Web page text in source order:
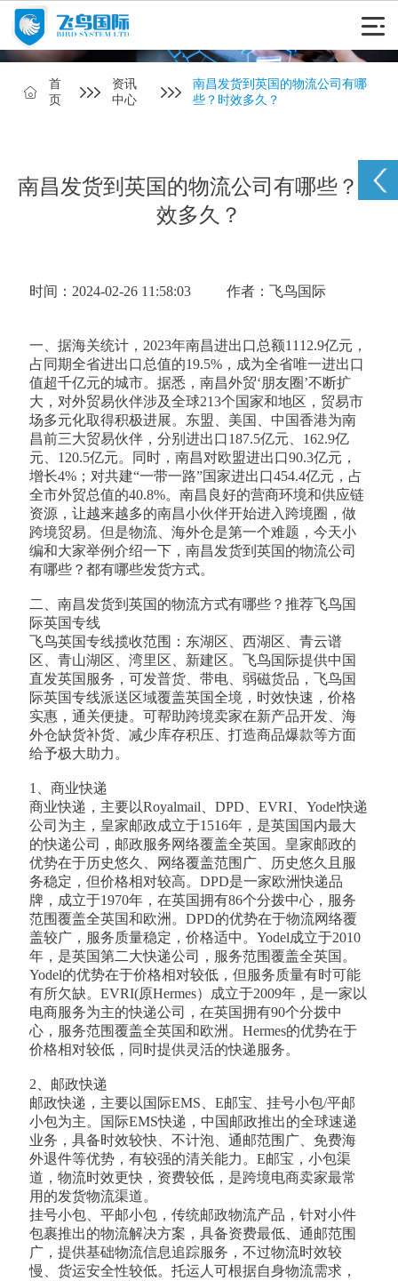
首
页
资讯
中心
南昌发货到英国的物流公司有哪
些？时效多久？
南昌发货到英国的物流公司有哪些？时
效多久？
时间：2024-02-26 11:58:03 作者：飞鸟国际
一、据海关统计，2023年南昌进出口总额1112.9亿元，
占同期全省进出口总值的19.5%，成为全省唯一进出口
值超千亿元的城市。据悉，南昌外贸‘朋友圈’不断扩
大，对外贸易伙伴涉及全球213个国家和地区，贸易市
场多元化取得积极进展。东盟、美国、中国香港为南
昌前三大贸易伙伴，分别进出口187.5亿元、162.9亿
元、120.5亿元。同时，南昌对欧盟进出口90.3亿元，
增长4%；对共建“一带一路”国家进出口454.4亿元，占
全市外贸总值的40.8%。南昌良好的营商环境和供应链
资源，让越来越多的南昌小伙伴开始进入跨境圈，做
跨境贸易。但是物流、海外仓是第一个难题，今天小
编和大家举例介绍一下，南昌发货到英国的物流公司
有哪些？都有哪些发货方式。
二、南昌发货到英国的物流方式有哪些？推荐飞鸟国
际英国专线
飞鸟英国专线揽收范围：东湖区、西湖区、青云谱
区、青山湖区、湾里区、新建区。飞鸟国际提供中国
直发英国服务，可发普货、带电、弱磁货品，飞鸟国
际英国专线派送区域覆盖英国全境，时效快速，价格
实惠，通关便捷。可帮助跨境卖家在新产品开发、海
外仓缺货补货、减少库存积压、打造商品爆款等方面
给予极大助力。
1、商业快递
商业快递，主要以Royalmail、DPD、EVRI、Yodel快递
公司为主，皇家邮政成立于1516年，是英国国内最大
的快递公司，邮政服务网络覆盖全英国。皇家邮政的
优势在于历史悠久、网络覆盖范围广、历史悠久且服
务稳定，但价格相对较高。DPD是一家欧洲快递品
牌，成立于1970年，在英国拥有86个分拨中心，服务
范围覆盖全英国和欧洲。DPD的优势在于物流网络覆
盖较广，服务质量稳定，价格适中。Yodel成立于2010
年，是英国第二大快递公司，服务范围覆盖全英国。
Yodel的优势在于价格相对较低，但服务质量有时可能
有所欠缺。EVRI(原Hermes）成立于2009年，是一家以
电商服务为主的快递公司，在英国拥有90个分拨中
心，服务范围覆盖全英国和欧洲。Hermes的优势在于
价格相对较低，同时提供灵活的快递服务。
2、邮政快递
邮政快递，主要以国际EMS、E邮宝、挂号小包/平邮
小包为主。国际EMS快递，中国邮政推出的全球速递
业务，具备时效较快、不计泡、通邮范围广、免费海
外退件等优势，有较强的清关能力。E邮宝，小包渠
道，物流时效更快，资费较低，是跨境电商卖家最常
用的发货物流渠道。
挂号小包、平邮小包，传统邮政物流产品，针对小件
包裹推出的物流解决方案，具备资费最低、通邮范围
广，提供基础物流信息追踪服务，不过物流时效较
慢、货运安全性较低。托运人可根据自身物流需求，